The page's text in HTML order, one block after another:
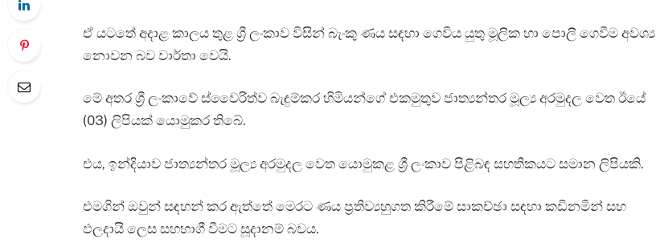
ඒ යටතේ අදාළ කාලය තුළ ශ්‍රී ලංකාව විසින් බැංකු ණය සඳහා ගෙවිය යුතු මූලික හා පොලී ගෙවීම අවශ්‍ය
නොවන බව වාර්තා වෙයි.
මේ අතර ශ්‍රී ලංකාවේ ස්වෛරිත්ව බැඳුම්කර හිමියන්ගේ එකමුතුව ජාත්‍යන්තර මූල්‍ය අරමුදල වෙත ඊයේ
(03) ලිපියක් යොමුකර තිබේ.
එය, ඉන්දියාව ජාත්‍යන්තර මූල්‍ය අරමුදල වෙත යොමුකළ ශ්‍රී ලංකාව පිළිබඳ සහතිකයට සමාන ලිපියකි.
එමගින් ඔවුන් සඳහන් කර ඇත්තේ මෙරට ණය ප්‍රතිව්‍යහුගත කිරීමේ සාකච්ඡා සඳහා කඩිනමින් සහ
ඵලදායි ලෙස සහභාගී වීමට සූදානම් බවය.